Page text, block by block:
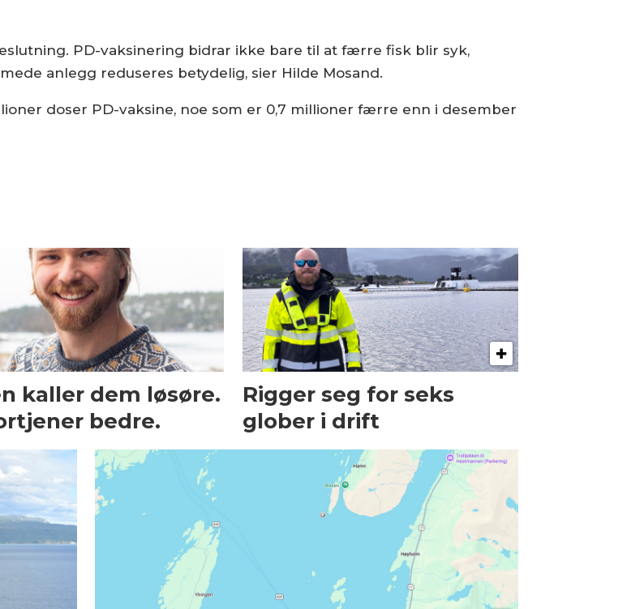
PD-vaksinering bidrar ikke bare til at færre fisk blir syk,
anlegg reduseres betydelig, sier Hilde Mosand.
doser PD-vaksine, noe som er 0,7 millioner færre enn i desember
kaller dem løsøre.
bedre.
Rigger seg for seks
glober i drift